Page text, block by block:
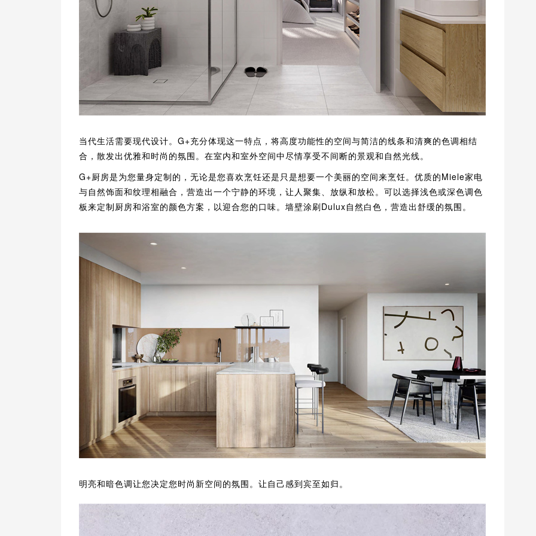
当代生活需要现代设计。G+充分体现这一特点，将高度功能性的空间与简洁的线条和清爽的色调相结
合，散发出优雅和时尚的氛围。在室内和室外空间中尽情享受不间断的景观和自然光线。
G+厨房是为您量身定制的，无论是您喜欢烹饪还是只是想要一个美丽的空间来烹饪。优质的Miele家电
与自然饰面和纹理相融合，营造出一个宁静的环境，让人聚集、放纵和放松。可以选择浅色或深色调色
板来定制厨房和浴室的颜色方案，以迎合您的口味。墙壁涂刷Dulux自然白色，营造出舒缓的氛围。
明亮和暗色调让您决定您时尚新空间的氛围。让自己感到宾至如归。